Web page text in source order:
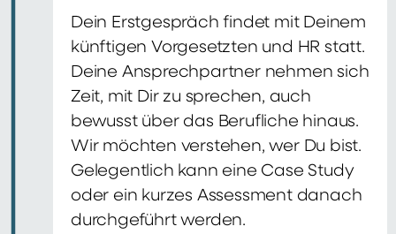
Dein Erstgespräch findet mit Deinem
künftigen Vorgesetzten und HR statt.
Deine Ansprechpartner nehmen sich
Zeit, mit Dir zu sprechen, auch
bewusst über das Berufliche hinaus.
Wir möchten verstehen, wer Du bist.
Gelegentlich kann eine Case Study
oder ein kurzes Assessment danach
durchgeführt werden.